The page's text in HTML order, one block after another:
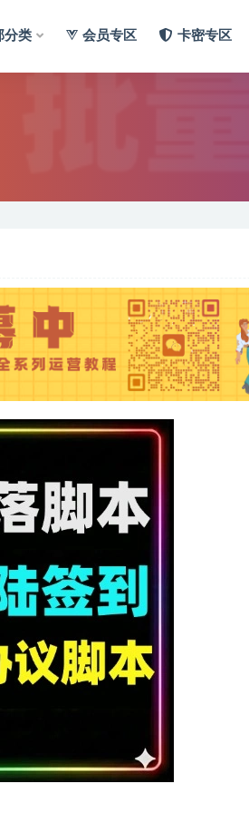
分类 会员专区 卡密专区